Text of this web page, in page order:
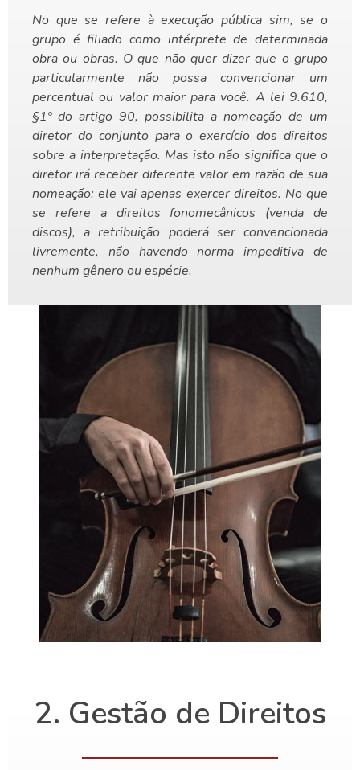
No que se refere à execução pública sim, se o
grupo é filiado como intérprete de determinada
obra ou obras. O que não quer dizer que o grupo
particularmente não possa convencionar um
percentual ou valor maior para você. A lei 9.610,
§1º do artigo 90, possibilita a nomeação de um
diretor do conjunto para o exercício dos direitos
sobre a interpretação. Mas isto não significa que o
diretor irá receber diferente valor em razão de sua
nomeação: ele vai apenas exercer direitos. No que
se refere a direitos fonomecânicos (venda de
discos), a retribuição poderá ser convencionada
livremente, não havendo norma impeditiva de
nenhum gênero ou espécie.
2. Gestão de Direitos